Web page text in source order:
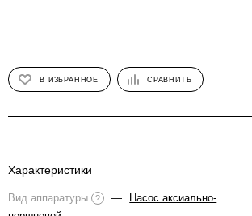
В ИЗБРАННОЕ СРАВНИТЬ
Характеристики
Вид аппаратуры ? —
Насос аксиально-